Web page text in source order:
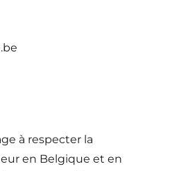
à respecter la
en Belgique et en